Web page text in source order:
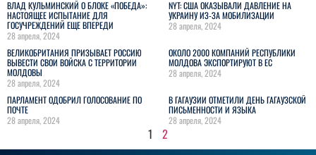
ВЛАД КУЛЬМИНСКИЙ О БЛОКЕ «ПОБЕДА»:
НАСТОЯЩЕЕ ИСПЫТАНИЕ ДЛЯ
ГОСУЧРЕЖДЕНИЙ ЕЩЕ ВПЕРЕДИ
28 апреля, 2024
NYT: США ОКАЗЫВАЛИ ДАВЛЕНИЕ НА
УКРАИНУ ИЗ-ЗА МОБИЛИЗАЦИИ
28 апреля, 2024
ВЕЛИКОБРИТАНИЯ ПРИЗЫВАЕТ РОССИЮ
ВЫВЕСТИ СВОИ ВОЙСКА С ТЕРРИТОРИИ
МОЛДОВЫ
28 апреля, 2024
ОКОЛО 2000 КОМПАНИЙ РЕСПУБЛИКИ
МОЛДОВА ЭКСПОРТИРУЮТ В ЕС
28 апреля, 2024
ПАРЛАМЕНТ ОДОБРИЛ ГОЛОСОВАНИЕ ПО
ПОЧТЕ
28 апреля, 2024
В ГАГАУЗИИ ОТМЕТИЛИ ДЕНЬ ГАГАУЗСКОЙ
ПИСЬМЕННОСТИ И ЯЗЫКА
28 апреля, 2024
1 2